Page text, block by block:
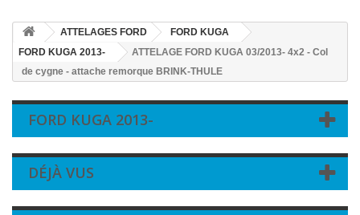
ATTELAGES FORD
FORD KUGA
FORD KUGA 2013-
ATTELAGE FORD KUGA 03/2013- 4x2 - Col
de cygne - attache remorque BRINK-THULE
FORD KUGA 2013-
DÉJÀ VUS